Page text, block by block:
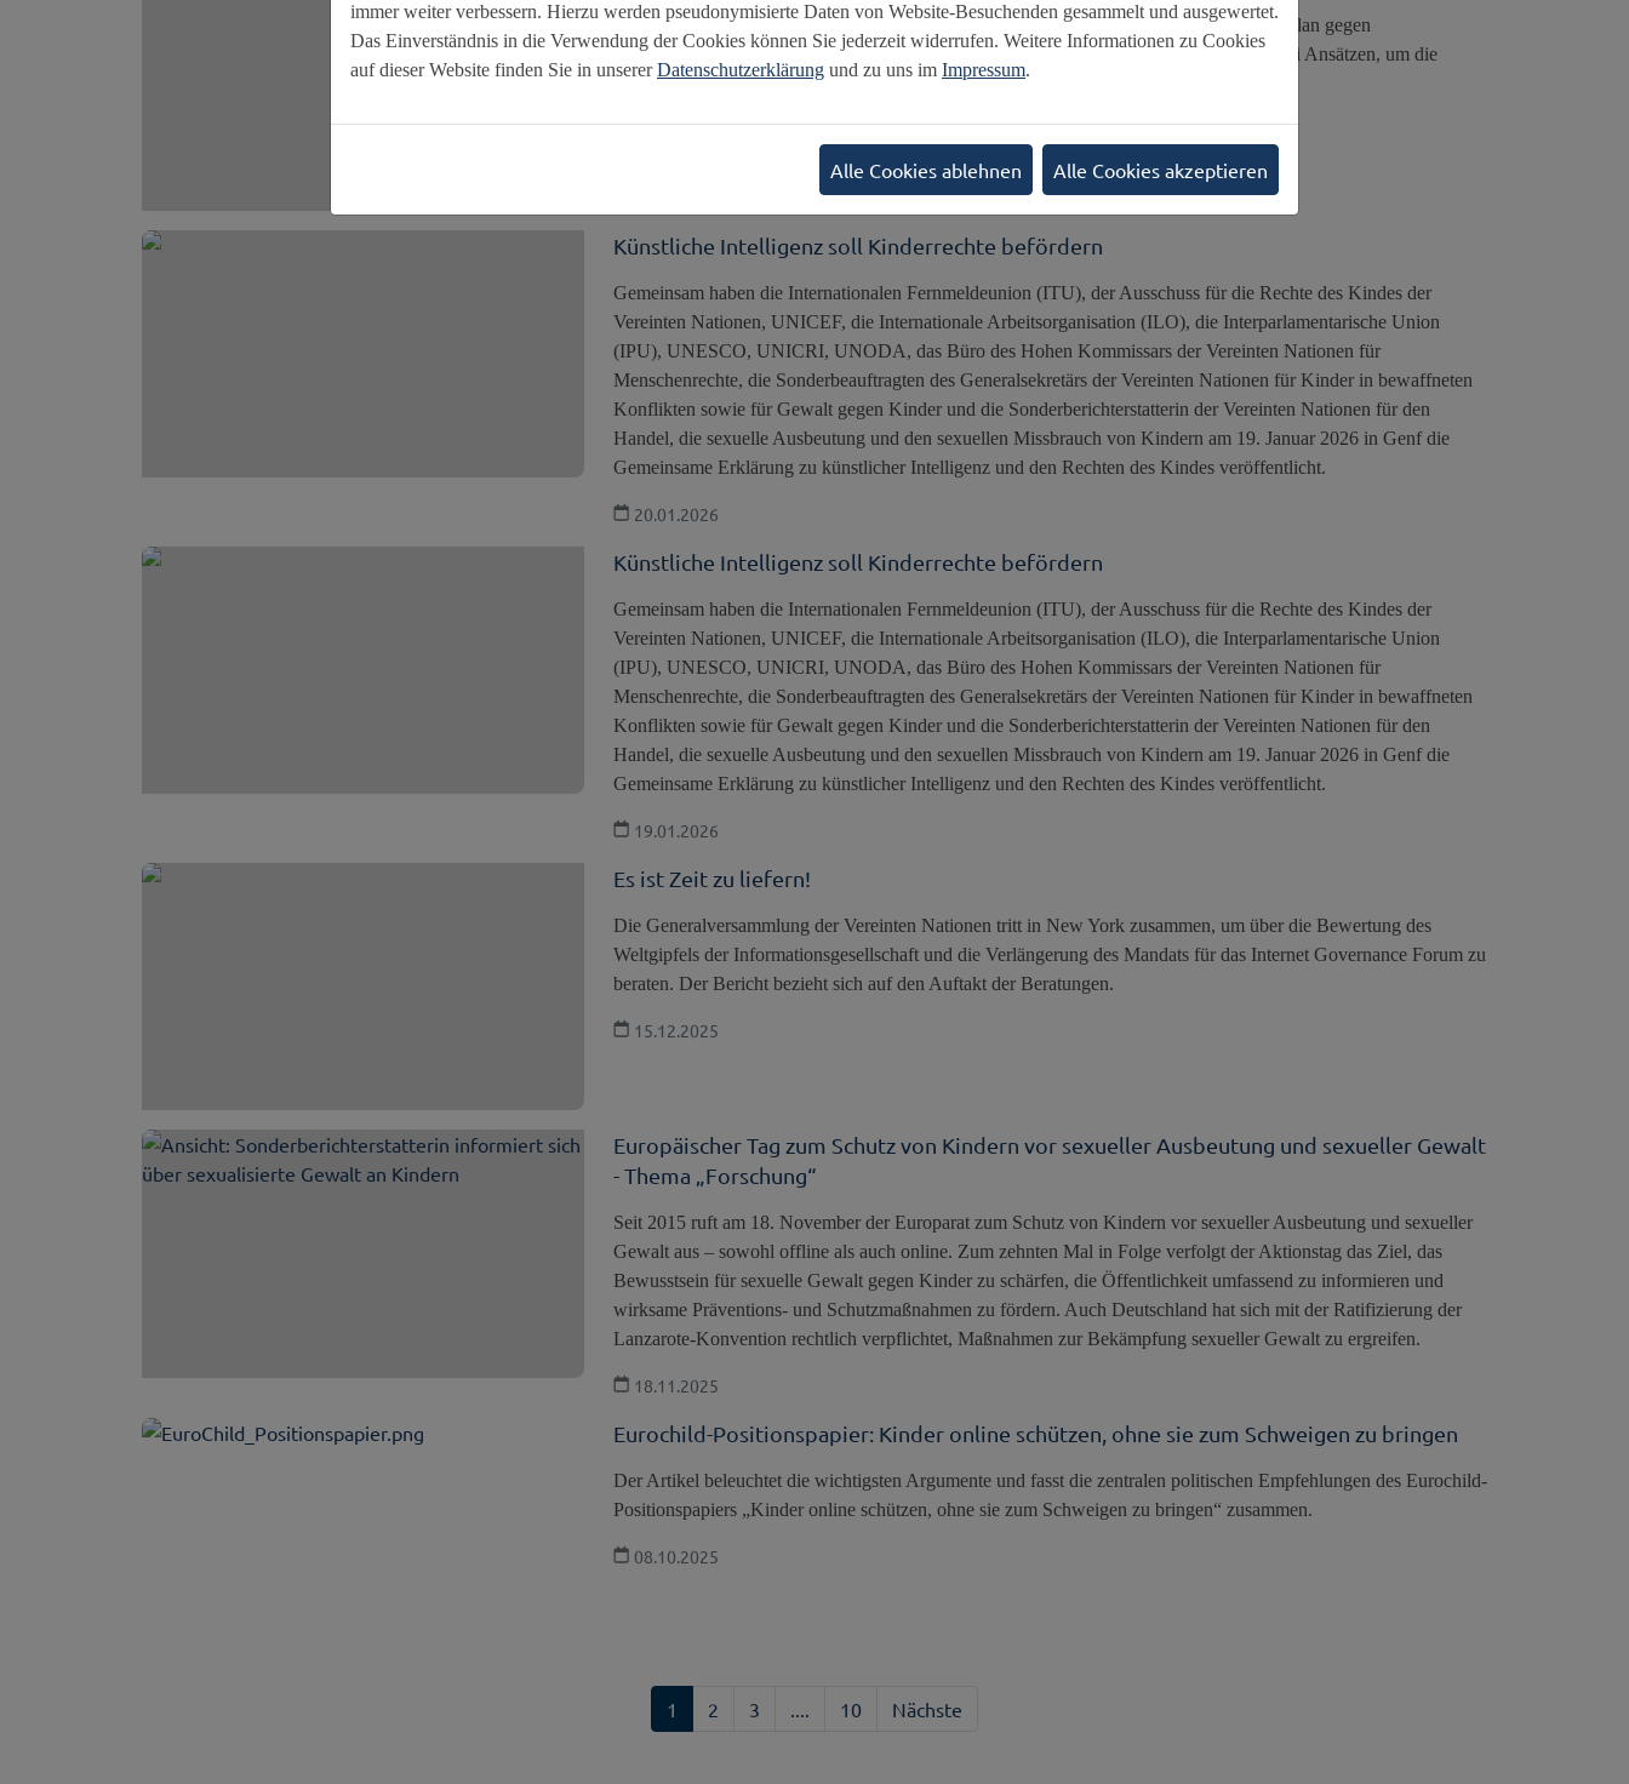
Anlässlich des Safer Internet Days 2026 hat die Europäische Kommission einen Aktionsplan gegen
Cybermobbing zum Schutz junger Menschen im Internet vorgelegt. Dieser basiert auf drei Ansätzen, um die
psychische Gesundheit von Kindern und Jugendlichen online zu schützen.
11.02.2026
Künstliche Intelligenz soll Kinderrechte befördern
Gemeinsam haben die Internationalen Fernmeldeunion (ITU), der Ausschuss für die Rechte des Kindes der
Vereinten Nationen, UNICEF, die Internationale Arbeitsorganisation (ILO), die Interparlamentarische Union
(IPU), UNESCO, UNICRI, UNODA, das Büro des Hohen Kommissars der Vereinten Nationen für
Menschenrechte, die Sonderbeauftragten des Generalsekretärs der Vereinten Nationen für Kinder in bewaffneten
Konflikten sowie für Gewalt gegen Kinder und die Sonderberichterstatterin der Vereinten Nationen für den
Handel, die sexuelle Ausbeutung und den sexuellen Missbrauch von Kindern am 19. Januar 2026 in Genf die
Gemeinsame Erklärung zu künstlicher Intelligenz und den Rechten des Kindes veröffentlicht.
20.01.2026
Künstliche Intelligenz soll Kinderrechte befördern
Gemeinsam haben die Internationalen Fernmeldeunion (ITU), der Ausschuss für die Rechte des Kindes der
Vereinten Nationen, UNICEF, die Internationale Arbeitsorganisation (ILO), die Interparlamentarische Union
(IPU), UNESCO, UNICRI, UNODA, das Büro des Hohen Kommissars der Vereinten Nationen für
Menschenrechte, die Sonderbeauftragten des Generalsekretärs der Vereinten Nationen für Kinder in bewaffneten
Konflikten sowie für Gewalt gegen Kinder und die Sonderberichterstatterin der Vereinten Nationen für den
Handel, die sexuelle Ausbeutung und den sexuellen Missbrauch von Kindern am 19. Januar 2026 in Genf die
Gemeinsame Erklärung zu künstlicher Intelligenz und den Rechten des Kindes veröffentlicht.
19.01.2026
Es ist Zeit zu liefern!
Die Generalversammlung der Vereinten Nationen tritt in New York zusammen, um über die Bewertung des
Weltgipfels der Informationsgesellschaft und die Verlängerung des Mandats für das Internet Governance Forum zu
beraten. Der Bericht bezieht sich auf den Auftakt der Beratungen.
15.12.2025
Europäischer Tag zum Schutz von Kindern vor sexueller Ausbeutung und sexueller Gewalt
- Thema „Forschung“
Seit 2015 ruft am 18. November der Europarat zum Schutz von Kindern vor sexueller Ausbeutung und sexueller
Gewalt aus – sowohl offline als auch online. Zum zehnten Mal in Folge verfolgt der Aktionstag das Ziel, das
Bewusstsein für sexuelle Gewalt gegen Kinder zu schärfen, die Öffentlichkeit umfassend zu informieren und
wirksame Präventions- und Schutzmaßnahmen zu fördern. Auch Deutschland hat sich mit der Ratifizierung der
Lanzarote-Konvention rechtlich verpflichtet, Maßnahmen zur Bekämpfung sexueller Gewalt zu ergreifen.
18.11.2025
Eurochild-Positionspapier: Kinder online schützen, ohne sie zum Schweigen zu bringen
Der Artikel beleuchtet die wichtigsten Argumente und fasst die zentralen politischen Empfehlungen des Eurochild-
Positionspapiers „Kinder online schützen, ohne sie zum Schweigen zu bringen“ zusammen.
08.10.2025
1 2 3 10 Nächste
immer weiter verbessern. Hierzu werden pseudonymisierte Daten von Website-Besuchenden gesammelt und ausgewertet.
Das Einverständnis in die Verwendung der Cookies können Sie jederzeit widerrufen. Weitere Informationen zu Cookies
auf dieser Website finden Sie in unsererDatenschutzerklärung und zu uns im Impressum.
Alle Cookies ablehnen Alle Cookies akzeptieren